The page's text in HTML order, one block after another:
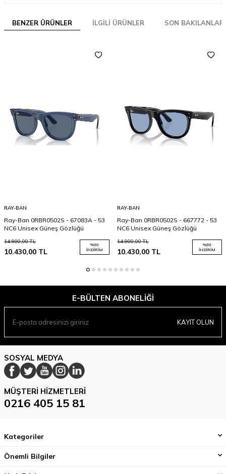
BENZER ÜRÜNLER İLGILI ÜRÜNLER SON BAKILANLAR
RAY-BAN
Ray-Ban 0RBR0502S - 67083A - 53
NC6 Unisex Güneş Gözlüğü
14.900,00TL
10.430,00 TL
%30
İNDIRIM
RAY-BAN
Ray-Ban 0RBR0502S - 667772 - 53
NC6 Unisex Güneş Gözlüğü
14.900,00TL
10.430,00TL
%30
İNDIRIM
E-BÜLTEN ABONELIĞI
KAYIT OLUN
SOSYAL MEDYA
MÜŞTERI HIZMETLERI
0216 405 15 81
Kategoriler
Önemli Bilgiler